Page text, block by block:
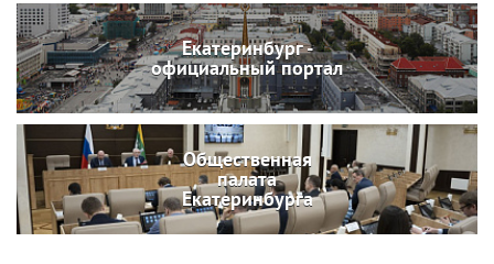
Екатеринбург -
официальный портал
Общественная
палата
Екатеринбурга